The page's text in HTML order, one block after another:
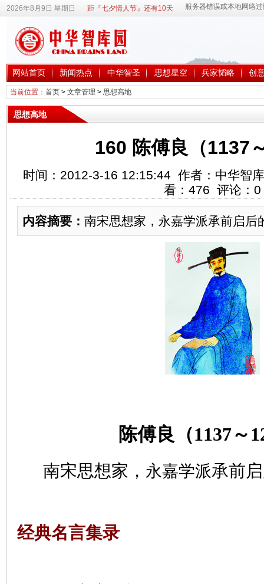
2026年8月9日 星期日 距『七夕情人节』还有10天
网站首页 新闻热点 中华智圣 思想星空 兵家韬略 创
当前位置： 首页> 文章管理 > 思想高地
思想高地
160 陈傅良（1137
时间：2012-3-16 12:15:44 作者：中华智
看： 476 评论： 0
内容摘要： 南宋思想家，永嘉学派承前启后
陈傅良（1137～
南宋思想家， 永嘉学派承前
经典名言集录